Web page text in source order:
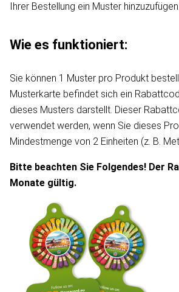
Ihrer Bestellung ein Muster hinzuzufügen.
Wie es funktioniert:
Sie können 1 Muster pro Produkt
Musterkarte befindet sich ein
dieses Musters darstellt. Dieser
verwendet werden, wenn Sie dieses
Mindestmenge von 2 Einheiten (z. B.
Bitte beachten Sie Folgendes! Der
Monate gültig.